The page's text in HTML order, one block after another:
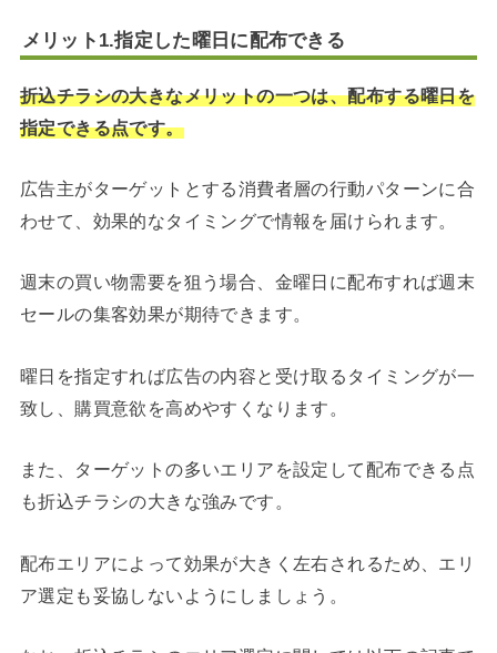
メリット1.指定した曜日に配布できる
折込チラシの大きなメリットの一つは、配布する曜日を
指定できる点です。
広告主がターゲットとする消費者層の行動パターンに合
わせて、効果的なタイミングで情報を届けられます。
週末の買い物需要を狙う場合、金曜日に配布すれば週末
セールの集客効果が期待できます。
曜日を指定すれば広告の内容と受け取るタイミングが一
致し、購買意欲を高めやすくなります。
また、ターゲットの多いエリアを設定して配布できる点
も折込チラシの大きな強みです。
配布エリアによって効果が大きく左右されるため、エリ
ア選定も妥協しないようにしましょう。